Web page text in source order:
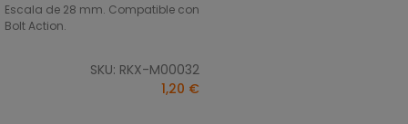
Escala de 28 mm. Compatible con
Bolt Action.
SKU: RKX-M00032
1,20 €